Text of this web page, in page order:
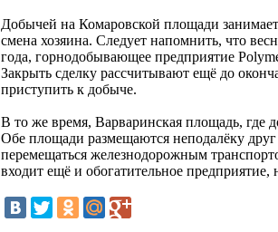
Добычей на Комаровской площади
смена хозяина. Следует напомнить, что
года, горнодобывающее предприятие
Закрыть сделку рассчитывают ещё до
приступить к добыче.
В то же время, Варваринская площадь, где
Обе площади размещаются неподалёку
перемещаться железнодорожным
входит ещё и обогатительное